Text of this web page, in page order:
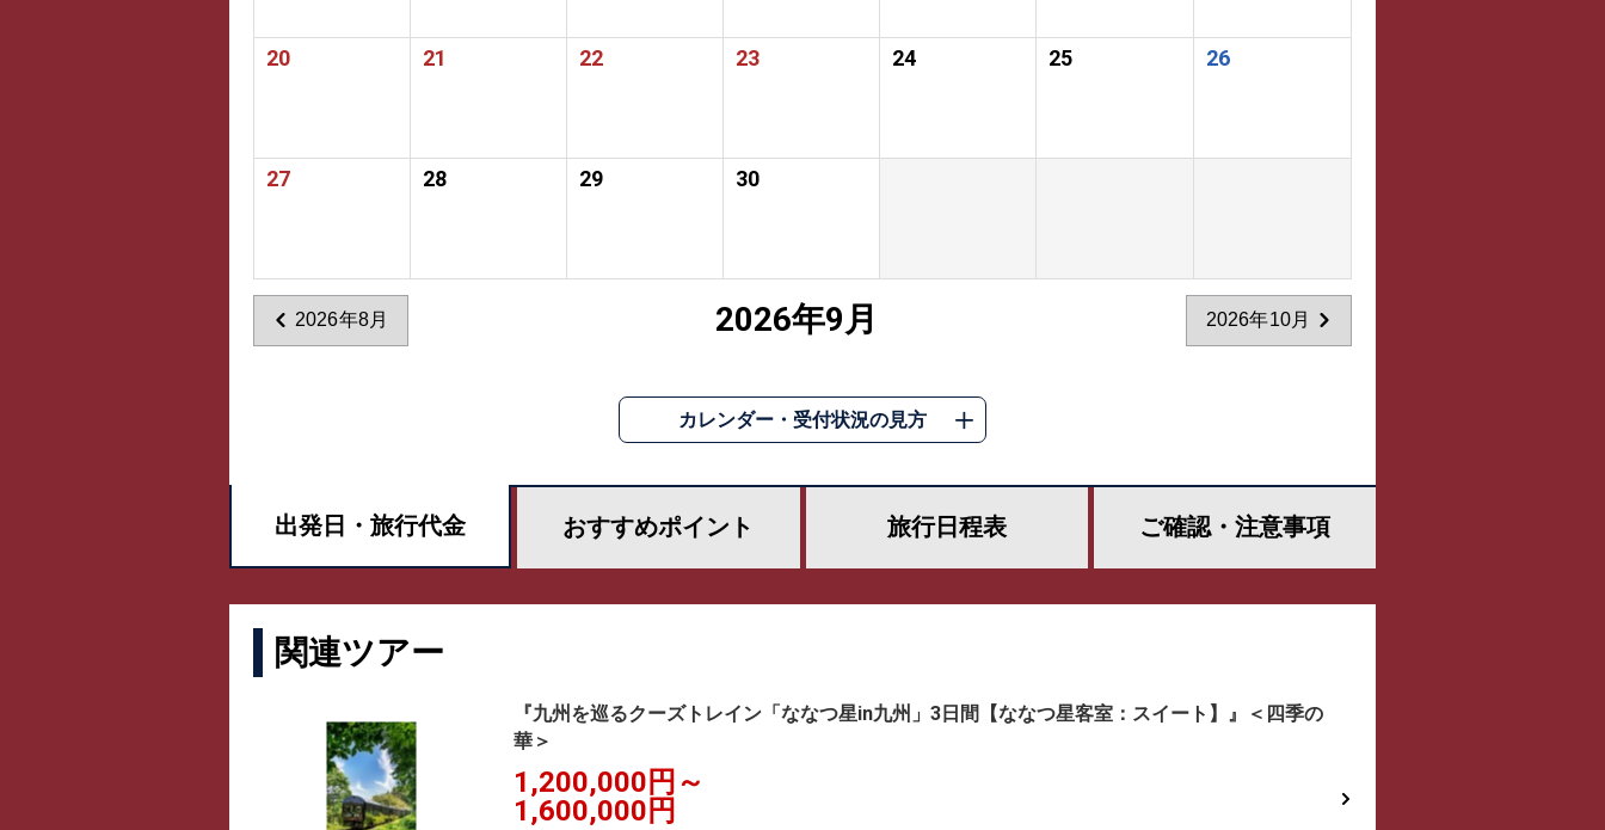
20 21 22 23 24 25 26
27 28 29 30
2026年8月 2026年9月 2026年10月
カレンダー・受付状況の見方
出発日・ 旅行代金 おすすめポイント 旅行日程表 ご確認・ 注意事項
関連ツアー
『九州を巡るクーズトレイン「ななつ星in九州」3日間【ななつ星客室：スイート】』＜四季の
華＞
1,200,000円～
1,600,000円